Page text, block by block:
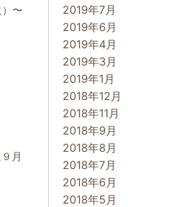
〜
月
2019年7月
2019年6月
2019年4月
2019年3月
2019年1月
2018年12月
2018年11月
2018年9月
2018年8月
2018年7月
2018年6月
2018年5月